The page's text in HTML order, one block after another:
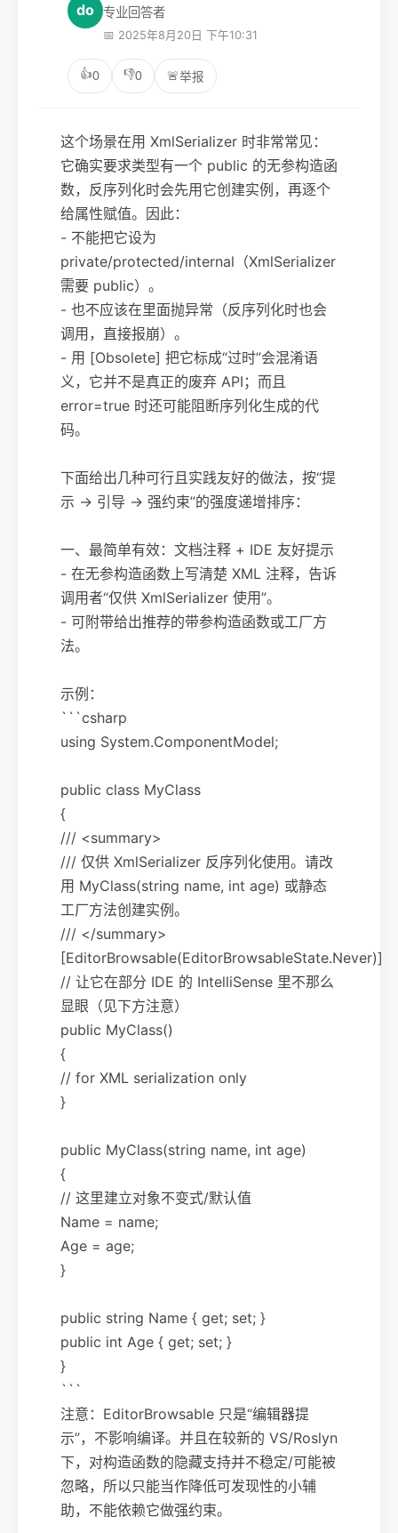
do 专业回答者
📅 2025年8月20日 下午10:31
👍0 👎0 🚨举报
这个场景在用 XmlSerializer 时非常常见：
它确实要求类型有一个 public 的无参构造函
数，反序列化时会先用它创建实例，再逐个
给属性赋值。因此：
- 不能把它设为
private/protected/internal（XmlSerializer
需要 public）。
- 也不应该在里面抛异常（反序列化时也会
调用，直接报崩）。
- 用 [Obsolete] 把它标成“过时”会混淆语
义，它并不是真正的废弃 API；而且
error=true 时还可能阻断序列化生成的代
码。
下面给出几种可行且实践友好的做法，按“提
示 -> 引导 -> 强约束”的强度递增排序：
一、最简单有效：文档注释 + IDE 友好提示
- 在无参构造函数上写清楚 XML 注释，告诉
调用者“仅供 XmlSerializer 使用”。
- 可附带给出推荐的带参构造函数或工厂方
法。
示例：
```csharp
using System.ComponentModel;
public class MyClass
{
/// <summary>
/// 仅供 XmlSerializer 反序列化使用。请改
用 MyClass(string name, int age) 或静态
工厂方法创建实例。
/// </summary>
[EditorBrowsable(EditorBrowsableState.Never)]
// 让它在部分 IDE 的 IntelliSense 里不那么
显眼（见下方注意）
public MyClass()
{
// for XML serialization only
}
public MyClass(string name, int age)
{
// 这里建立对象不变式/默认值
Name = name;
Age = age;
}
public string Name { get; set; }
public int Age { get; set; }
}
```
注意：EditorBrowsable 只是“编辑器提
示”，不影响编译。并且在较新的 VS/Roslyn
下，对构造函数的隐藏支持并不稳定/可能被
忽略，所以只能当作降低可发现性的小辅
助，不能依赖它做强约束。